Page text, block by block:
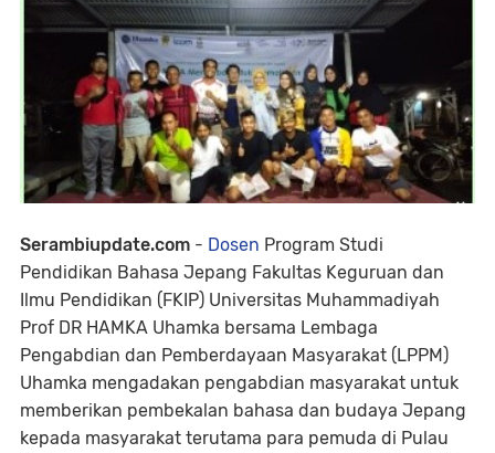
Serambiupdate.com - Dosen Program Studi
Pendidikan Bahasa Jepang Fakultas Keguruan dan
Ilmu Pendidikan (FKIP) Universitas Muhammadiyah
Prof DR HAMKA Uhamka bersama Lembaga
Pengabdian dan Pemberdayaan Masyarakat (LPPM)
Uhamka mengadakan pengabdian masyarakat untuk
memberikan pembekalan bahasa dan budaya Jepang
kepada masyarakat terutama para pemuda di Pulau